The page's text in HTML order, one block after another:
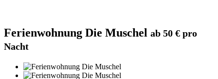
Ferienwohnung Die Muschel ab 50 € pro
Nacht